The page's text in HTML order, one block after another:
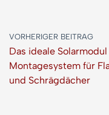
VORHERIGER BEITRAG
Das ideale Solarmodul
Montagesystem für
und Schrägdächer